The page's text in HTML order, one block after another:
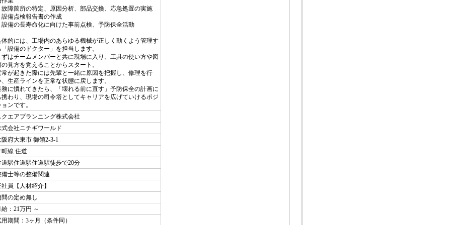
故障箇所の特定、原因分析、部品交換、応急処置の実施
設備点検報告書の作成
設備の長寿命化に向けた事前点検、予防保全活動
体的には、工場内のあらゆる機械が正しく動くよう管理す
「設備のドクター」を担当します。
ずはチームメンバーと共に現場に入り、工具の使い方や図
の見方を覚えることからスタート。
常が起きた際には先輩と一緒に原因を把握し、修理を行
、生産ラインを正常な状態に戻します。
務に慣れてきたら、「壊れる前に直す」予防保全の計画に
携わり、現場の司令塔としてキャリアを広げていけるポジ
ンです。
クエアプランニング株式会社
式会社ニチギワールド
阪府大東市 御領2-3-1
町線 住道
道駅住道駅住道駅徒歩で20分
備士等の整備関連
社員【人材紹介】
間の定め無し
給：21万円 ～
用期間：3ヶ月（条件同）